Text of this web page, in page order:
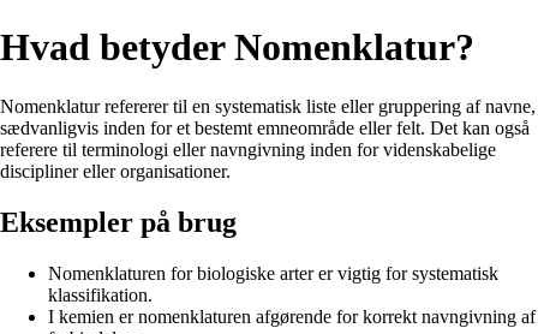
Hvad betyder Nomenklatur?
Nomenklatur refererer til en systematisk liste eller gruppering af navne,
sædvanligvis inden for et bestemt emneområde eller felt. Det kan også
referere til terminologi eller navngivning inden for videnskabelige
discipliner eller organisationer.
Eksempler på brug
Nomenklaturen for biologiske arter er vigtig for systematisk
klassifikation.
I kemien er nomenklaturen afgørende for korrekt navngivning af